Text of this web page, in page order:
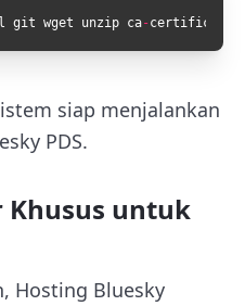
git wget unzip ca-certificates
siap menjalankan
PDS.
Khusus untuk
Hosting Bluesky